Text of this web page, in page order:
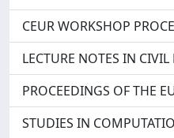
CEUR WORKSHOP
LECTURE NOTES IN
PROCEEDINGS OF THE
STUDIES IN